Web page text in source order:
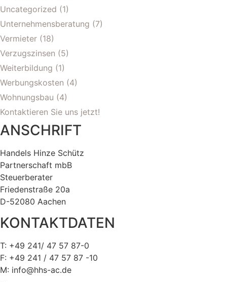
Uncategorized (1)
Unternehmensberatung (7)
Vermieter (18)
Verzugszinsen (5)
Weiterbildung (1)
Werbungskosten (4)
Wohnungsbau (4)
Kontaktieren Sie uns jetzt!
ANSCHRIFT
Handels Hinze Schütz
Partnerschaft mbB
Steuerberater
Friedenstraße 20a
D-52080 Aachen
KONTAKTDATEN
T: +49 241/ 47 57 87-0
F: +49 241 / 47 57 87 -10
M: info@hhs-ac.de